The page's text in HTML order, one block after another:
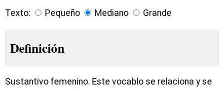
Texto: Pequeño Mediano Grande
Definición
Sustantivo femenino. Este vocablo se relaciona y se